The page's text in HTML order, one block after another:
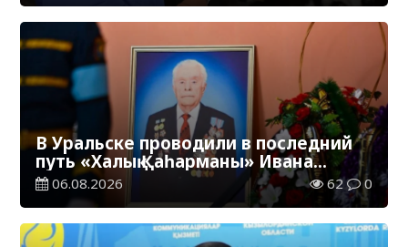
В Уральске проводили в последний
путь «Халық Қаһарманы» Ивана
Степановича Гапича
06.08.2026 62 0